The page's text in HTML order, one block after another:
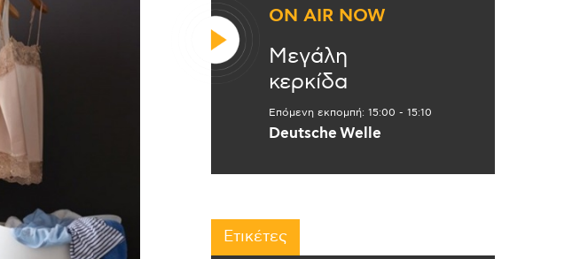
ON AIR NOW
Μεγάλη
κερκίδα
Επόμενη εκπομπή: 15:00 - 15:10
Deutsche Welle
Ετικέτες